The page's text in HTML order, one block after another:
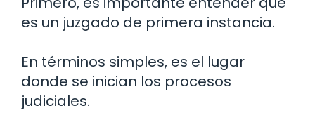
es un juzgado de primera instancia.
En términos simples, es el lugar
donde se inician los procesos
judiciales.